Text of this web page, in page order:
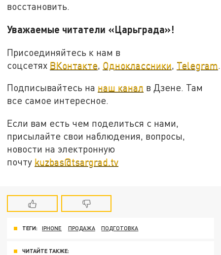
восстановить.
Уважаемые читатели «Царьграда»!
Присоединяйтесь к нам в
соцсетях ВКонтакте Одноклассники Telegram
Подписывайтесь на наш канал в Дзене. Там
все самое интересное.
Если вам есть чем поделиться с нами,
присылайте свои наблюдения, вопросы,
новости на электронную
почту kuzbas@tsargrad.tv
ТЕГИ: IPHONE ПРОДАЖА ПОДГОТОВКА
ЧИТАЙТЕ ТАКЖЕ: